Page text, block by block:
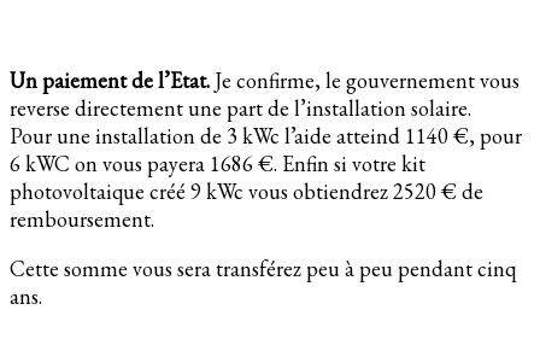
Un paiement de l’Etat. Je confirme, le gouvernement vous
reverse directement une part de l’installation solaire.
Pour une installation de 3 kWc l’aide atteind 1140 €, pour
6 kWC on vous payera 1686 €. Enfin si votre kit
photovoltaique créé 9 kWc vous obtiendrez 2520 € de
remboursement.
Cette somme vous sera transférez peu à peu pendant cinq
ans.